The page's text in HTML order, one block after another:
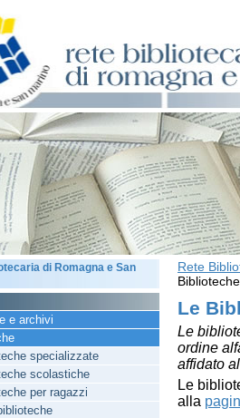
Rete
Biblioteche
Le
Le
ordine
affidato
Le
alla
di Romagna e San
e archivi
specializzate
scolastiche
per ragazzi